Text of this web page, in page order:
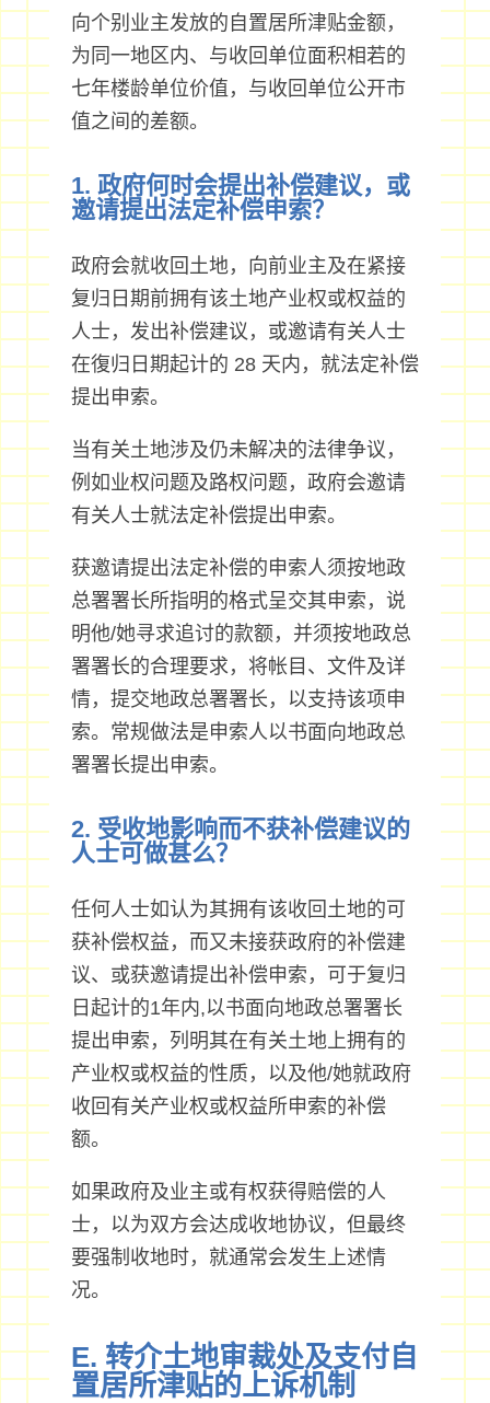
向个别业主发放的自置居所津贴金额，
为同一地区内、与收回单位面积相若的
七年楼龄单位价值，与收回单位公开市
值之间的差额。
1. 政府何时会提出补偿建议，或
邀请提出法定补偿申索？
政府会就收回土地，向前业主及在紧接
复归日期前拥有该土地产业权或权益的
人士，发出补偿建议，或邀请有关人士
在復归日期起计的 28 天内，就法定补偿
提出申索。
当有关土地涉及仍未解决的法律争议，
例如业权问题及路权问题，政府会邀请
有关人士就法定补偿提出申索。
获邀请提出法定补偿的申索人须按地政
总署署长所指明的格式呈交其申索，说
明他/她寻求追讨的款额，并须按地政总
署署长的合理要求，将帐目、文件及详
情，提交地政总署署长，以支持该项申
索。常规做法是申索人以书面向地政总
署署长提出申索。
2. 受收地影响而不获补偿建议的
人士可做甚么？
任何人士如认为其拥有该收回土地的可
获补偿权益，而又未接获政府的补偿建
议、或获邀请提出补偿申索，可于复归
日起计的1年内,以书面向地政总署署长
提出申索，列明其在有关土地上拥有的
产业权或权益的性质，以及他/她就政府
收回有关产业权或权益所申索的补偿
额。
如果政府及业主或有权获得赔偿的人
士，以为双方会达成收地协议，但最终
要强制收地时，就通常会发生上述情
况。
E. 转介土地审裁处及支付自
置居所津贴的上诉机制